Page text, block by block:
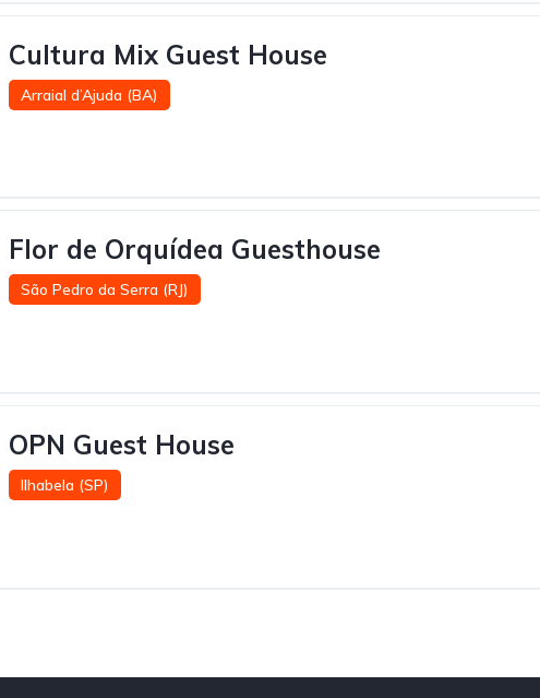
Cultura Mix Guest House
Arraial d’Ajuda (BA)
Flor de Orquídea Guesthouse
São Pedro da Serra (RJ)
OPN Guest House
Ilhabela (SP)